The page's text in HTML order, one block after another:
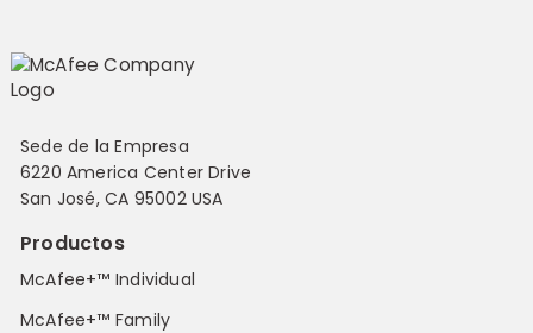
Sede de la Empresa
6220 America Center Drive
San José, CA 95002 USA
Productos
McAfee+™ Individual
McAfee+™ Family